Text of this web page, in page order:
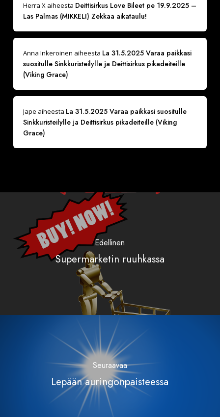
Herra Xaiheesta Deittisirkus Love Bileet pe 19.9.2025 –
Las Palmas (MIKKELI) Zekkaa aikataulu!
Anna Inkeroinen aiheesta La 31.5.2025 Varaa paikkasi
suositulle Sinkkuristeilylle ja Deittisirkus pikadeiteille
(Viking Grace)
Jape aiheesta La 31.5.2025 Varaa paikkasi suositulle
Sinkkuristeilylle ja Deittisirkus pikadeiteille (Viking
Grace)
Edellinen
Supermarketin ruuhkassa
Seuraavaa
Lepään auringonpaisteessa